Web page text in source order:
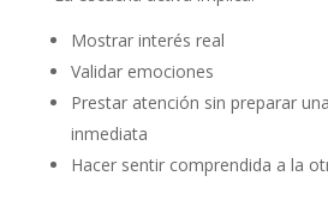
Mostrar interés real
Validar emociones
Prestar atención sin preparar
inmediata
Hacer sentir comprendida a la